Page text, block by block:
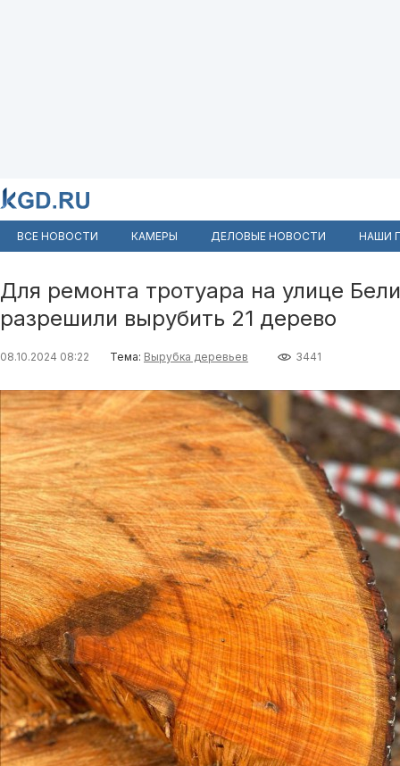
ВСЕ НОВОСТИ КАМЕРЫ ДЕЛОВЫЕ НОВОСТИ НАШИ
Для ремонта тротуара на улице
разрешили вырубить 21 дерево
08.10.2024 08:22 Тема: Вырубка деревьев 3441